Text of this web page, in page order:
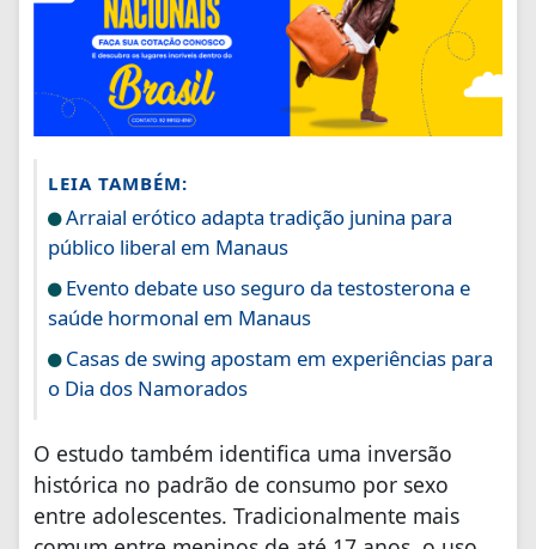
LEIA TAMBÉM:
Arraial erótico adapta tradição junina para
público liberal em Manaus
Evento debate uso seguro da testosterona e
saúde hormonal em Manaus
Casas de swing apostam em experiências para
o Dia dos Namorados
O estudo também identifica uma inversão
histórica no padrão de consumo por sexo
entre adolescentes. Tradicionalmente mais